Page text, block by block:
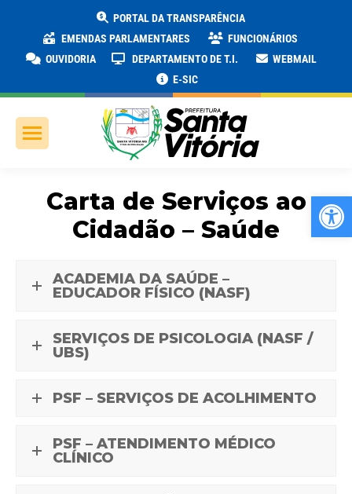
PORTAL DA TRANSPARÊNCIA
EMENDAS PARLAMENTARES
FUNCIONÁRIOS
OUVIDORIA
DEPARTAMENTO DE T.I.
WEBMAIL
E-SIC
Carta de Serviços ao
Cidadão – Saúde
ACADEMIA DA SAÚDE –
EDUCADOR FÍSICO (NASF)
SERVIÇOS DE PSICOLOGIA (NASF /
UBS)
PSF – SERVIÇOS DE ACOLHIMENTO
PSF – ATENDIMENTO MÉDICO
CLÍNICO